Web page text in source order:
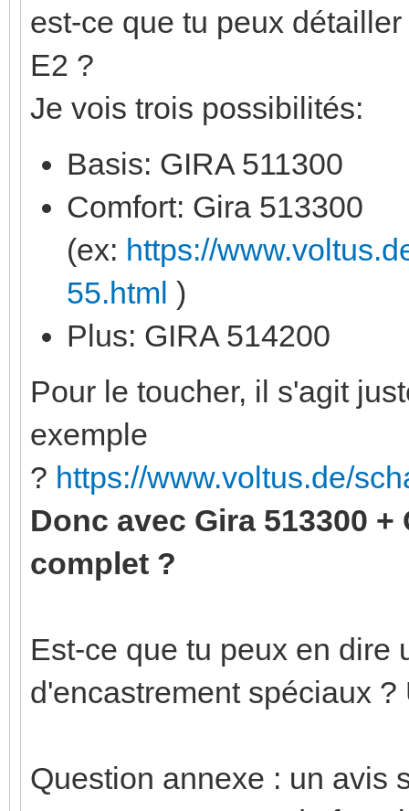
est-ce que tu peux
E2 ?
Je vois trois possibilités:
Basis: GIRA 511300
Comfort: Gira 513300
(ex: https://
55.html )
Plus: GIRA 514200
Pour le toucher, il s'agit
exemple
? https://www.voltus.de/
Donc avec Gira 513300
complet ?
Est-ce que tu peux en dire
d'encastrement spéciaux
Question annexe : un avis